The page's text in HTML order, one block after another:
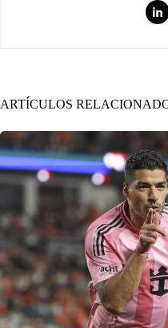
ARTÍCULOS